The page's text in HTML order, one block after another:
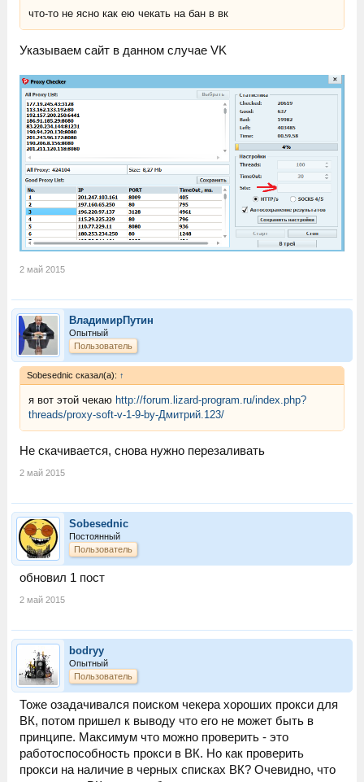
что-то не ясно как ею чекать на бан в вк
Указываем сайт в данном случае VK
2 май 2015
ВладимирПутин
Опытный
Пользователь
Sobesednic сказал(а): ↑
я вот этой чекаю http://forum.lizard-program.ru/index.php?
threads/proxy-soft-v-1-9-by-Дмитрий.123/
Не скачивается, снова нужно перезаливать
2 май 2015
Sobesednic
Постоянный
Пользователь
обновил 1 пост
2 май 2015
bodryy
Опытный
Пользователь
Тоже озадачивался поиском чекера хороших прокси для
ВК, потом пришел к выводу что его не может быть в
принципе. Максимум что можно проверить - это
работоспособность прокси в ВК. Но как проверить
прокси на наличие в черных списках ВК? Очевидно, что